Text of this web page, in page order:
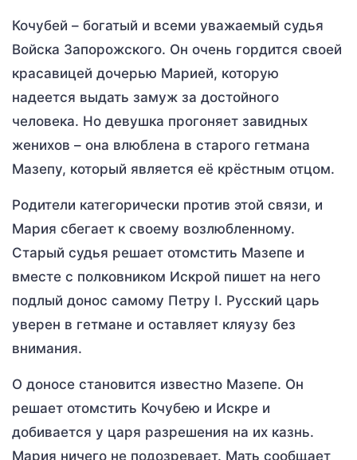
Кочубей – богатый и всеми уважаемый судья
Войска Запорожского. Он очень гордится своей
красавицей дочерью Марией, которую
надеется выдать замуж за достойного
человека. Но девушка прогоняет завидных
женихов – она влюблена в старого гетмана
Мазепу, который является её крёстным отцом.
Родители категорически против этой связи, и
Мария сбегает к своему возлюбленному.
Старый судья решает отомстить Мазепе и
вместе с полковником Искрой пишет на него
подлый донос самому Петру I. Русский царь
уверен в гетмане и оставляет кляузу без
внимания.
О доносе становится известно Мазепе. Он
решает отомстить Кочубею и Искре и
добивается у царя разрешения на их казнь.
Мария ничего не подозревает. Мать сообщает